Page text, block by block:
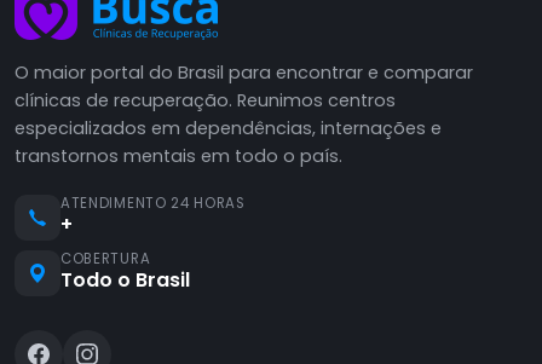
O maior portal do Brasil para encontrar e comparar
clínicas de recuperação. Reunimos centros
especializados em dependências, internações e
transtornos mentais em todo o país.
ATENDIMENTO 24 HORAS
+
COBERTURA
Todo o Brasil